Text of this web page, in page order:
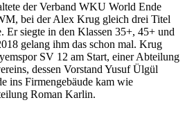
der Verband WKU World Ende
bei der Alex Krug gleich drei Titel
Er siegte in den Klassen 35+, 45+ und
gelang ihm das schon mal. Krug
SV 12 am Start, einer Abteilung
dessen Vorstand Yusuf Ülgül
ins Firmengebäude kam wie
Roman Karlin.